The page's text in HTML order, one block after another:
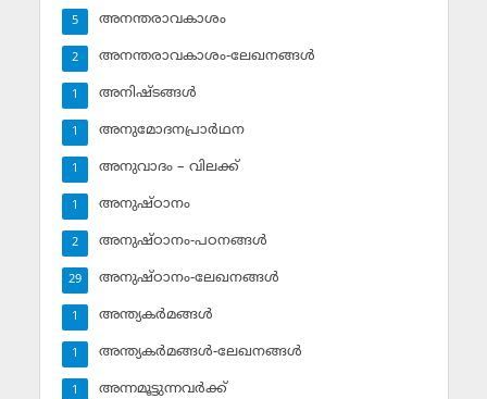
അനന്തരാവകാശം
5
അനന്തരാവകാശം-ലേഖനങ്ങള്‍
2
അനിഷ്ടങ്ങള്‍
1
അനുമോദനപ്രാര്‍ഥന
1
അനുവാദം – വിലക്ക്‌
1
അനുഷ്ഠാനം
1
അനുഷ്ഠാനം-പഠനങ്ങള്‍
2
അനുഷ്ഠാനം-ലേഖനങ്ങള്‍
29
അന്ത്യകര്‍മങ്ങള്‍
1
അന്ത്യകര്‍മങ്ങള്‍-ലേഖനങ്ങള്‍
1
അന്നമൂട്ടുന്നവര്‍ക്ക്
1